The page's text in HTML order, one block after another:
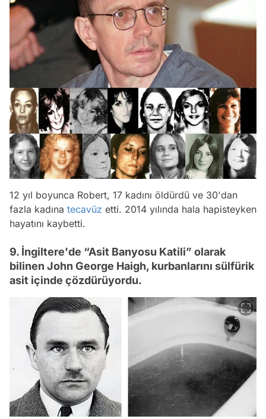
12 yıl boyunca Robert, 17 kadını öldürdü ve 30'dan
fazla kadına tecavüz etti. 2014 yılında hala hapisteyken
hayatını kaybetti.
9. İngiltere'de “Asit Banyosu Katili” olarak
bilinen John George Haigh, kurbanlarını sülfürik
asit içinde çözdürüyordu.